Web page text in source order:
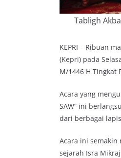
Tabligh
KEPRI – Ribuan
(Kepri) pada
M/1446 H Tingkat
Acara yang
SAW” ini
dari berbagai
Acara ini semakin
sejarah Isra